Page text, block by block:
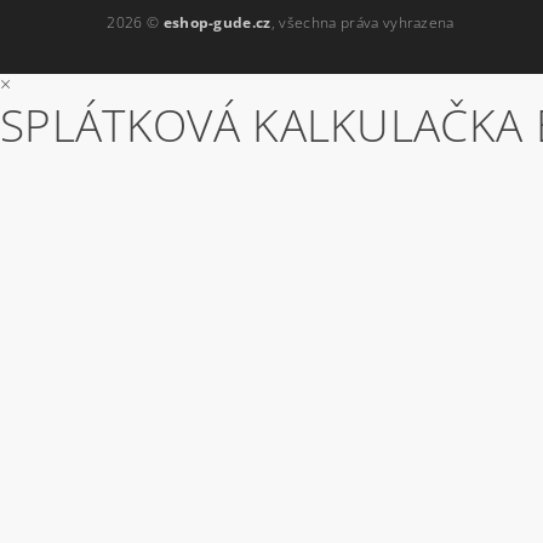
2026 © eshop-gude.cz, všechna práva vyhrazena
×
SPLÁTKOVÁ KALKULAČKA